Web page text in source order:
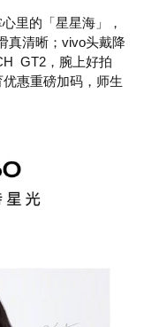
里的「星星海」，
真清晰；vivo头戴降
GT2，腕上好拍
惠重磅加码，师生